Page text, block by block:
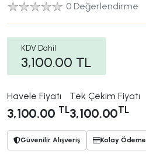
0 Değerlendirme
KDV Dahil
3,100.00 TL
Havele Fiyatı
3,100.00 TL
Tek Çekim Fiyatı
3,100.00TL
Güvenilir Alışveriş Kolay Ödeme